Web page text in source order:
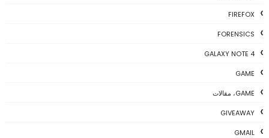
FIREFOX
FORENSICS
GALAXY NOTE 4
GAME
GAME، مقالات
GIVEAWAY
GMAIL